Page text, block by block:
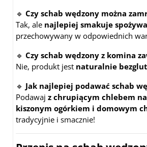
🔹 Czy schab wędzony można
Tak, ale najlepiej smakuje
przechowywany w odpowiednich
🔹 Czy schab wędzony z komina
Nie, produkt jest naturalnie
🔹 Jak najlepiej podawać schab
Podawaj z chrupiącym chlebem
kiszonym ogórkiem i domowym
tradycyjnie i smacznie!